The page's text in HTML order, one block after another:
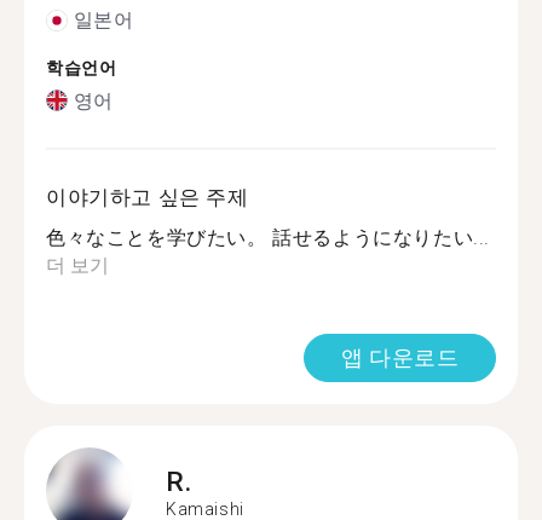
일본어
학습언어
영어
이야기하고 싶은 주제
色々なことを学びたい。 話せるようになりたい...
더 보기
앱 다운로드
R.
Kamaishi